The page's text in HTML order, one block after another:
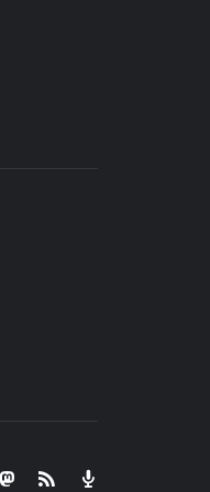
Mastodon.eus
RSS Podcast